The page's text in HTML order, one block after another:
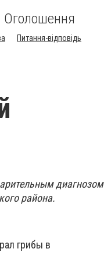
Оголошення
Питання-відповідь
диагнозом
района.
грибы в